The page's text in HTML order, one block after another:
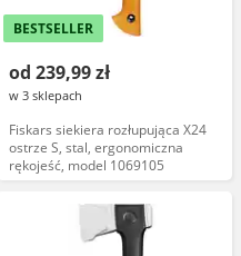
BESTSELLER
od 239,99 zł
w 3 sklepach
Fiskars siekiera rozłupująca X24
ostrze S, stal, ergonomiczna
rękojeść, model 1069105